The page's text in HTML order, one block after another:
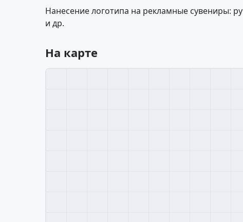
Нанесение логотипа на рекламные сувениры:
и др.
На карте